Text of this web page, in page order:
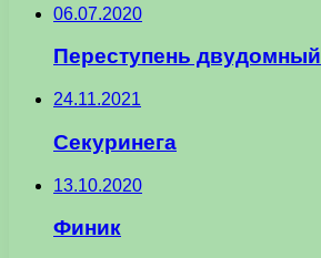
06.07.2020
Переступень двудомный
24.11.2021
Секуринега
13.10.2020
Финик